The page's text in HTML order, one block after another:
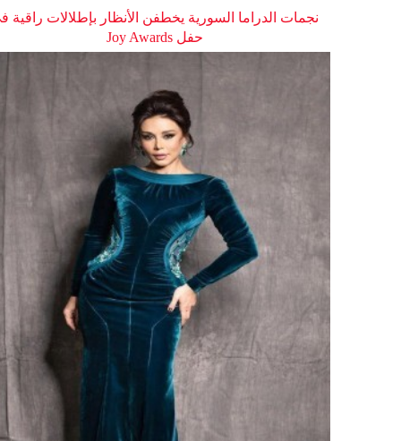
نجمات الدراما السورية يخطفن الأنظار بإطلالات راقية
حفل Joy Awards